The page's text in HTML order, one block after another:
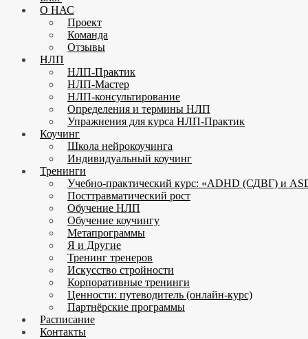
О НАС
Проект
Команда
Отзывы
НЛП
НЛП-Практик
НЛП-Мастер
НЛП-консультирование
Определения и термины НЛП
Упражнения для курса НЛП-Практик
Коучинг
Школа нейрокоучинга
Индивидуальный коучинг
Тренинги
Учебно-практический курс: «ADHD (СДВГ) и
Посттравматический рост
Обучение НЛП
Обучение коучингу
Метапрограммы
Я и Другие
Тренинг тренеров
Искусство стройности
Корпоративные тренинги
Ценности: путеводитель (онлайн-курс)
Партнёрские программы
Расписание
Контакты